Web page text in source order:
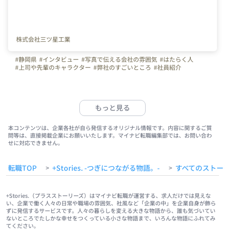
株式会社三ツ星工業
#静岡県 #インタビュー #写真で伝える会社の雰囲気 #はたらく人
#上司や先輩のキャラクター #弊社のすごいところ #社員紹介
#技術者募集 #経験者募集 #転職歓迎
#Jターン #安定性
#株式会社三ツ星工業 #賞与 #社内イベント
#ゴールデンウイーク
もっと見る
本コンテンツは、企業各社が自ら発信するオリジナル情報です。内容に関するご質
問等は、直接掲載企業にお願いいたします。マイナビ転職編集部では、お問い合わ
せに対応できません。
転職TOP > +Stories. -つぎにつながる物語。- > すべてのスト
+Stories.（プラスストーリーズ）はマイナビ転職が運営する、求人だけでは見えな
い、企業で働く人々の日常や職場の雰囲気、社風など「企業の中」を企業自身が飾ら
ずに発信するサービスです。人々の暮らしを変える大きな物語から、誰も気づいてい
ないところでたしかな幸せをつくっている小さな物語まで、いろんな物語にふれてみ
てください。